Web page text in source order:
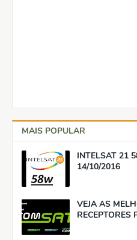
MAIS POPULAR
INTELSAT 21
14/10/2016
VEJA AS
RECEPTORES